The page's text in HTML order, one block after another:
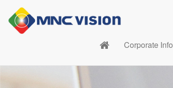
Corporate Info